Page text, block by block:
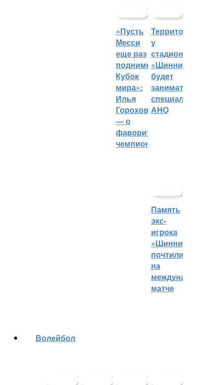
«Пусть
Месси
еще раз
поднимет
Кубок
мира»:
Илья
Горохов
— о
фаворитах
чемпионата
Территорией
у
стадиона
«Шинник»
будет
заниматься
специальное
АНО
Память
экс-
игрока
«Шинника»
почтили
на
международном
матче
Волейбол